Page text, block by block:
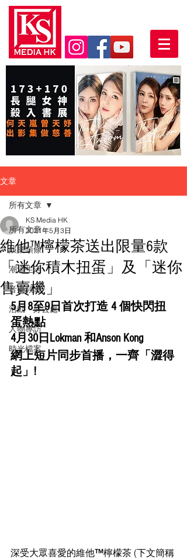
文章
所有文章
娛樂頭條
潮流生活
音樂頻道
活動・好去處
人物專訪
時光檔案
所有文章
維他™檸檬茶送出限量6款
「迷你積木扭蛋」及「迷你
售賣機」
KS Media HK
2021年5月3日
5月8至9日首次打造 4 個快閃扭
蛋熱點
4月30日Lokman 和Anson Kong
網上短片同步首播，一齊「澀得
起」!
深受大眾喜愛的維他™檸檬茶 (下文簡稱